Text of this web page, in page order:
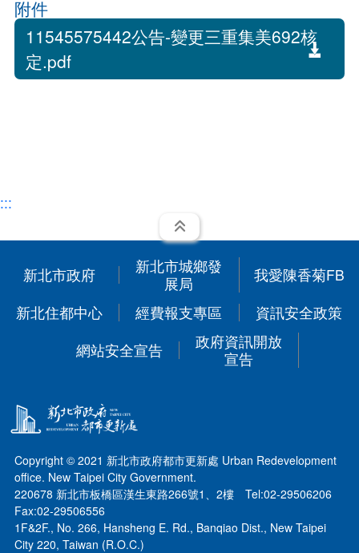
附件
11545575442公告-變更三重集美692核
定.pdf
:::
展開
新北市政府
新北市城鄉發
展局
我愛陳香菊FB
新北住都中心
經費報支專區
資訊安全政策
網站安全宣告
政府資訊開放
宣告
Copyright © 2021 新北市政府都市更新處 Urban Redevelopment
office. New Taipei City Government.
220678 新北市板橋區漢生東路266號1、2樓 Tel:02-29506206
Fax:02-29506556
1F&2F., No. 266, Hansheng E. Rd., Banqiao Dist., New Taipei
City 220, Taiwan (R.O.C.)